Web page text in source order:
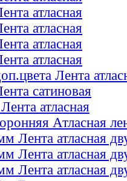
атласная
атласная
атласная
атласная
Лента
сатиновая
атласная
Атласная
Лента атласная
Лента атласная
Лента атласная